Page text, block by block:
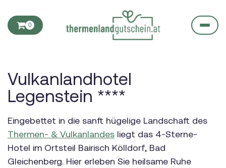
0
Vulkanlandhotel
Legenstein ****
Eingebettet in die sanft hügelige Landschaft des
Thermen- & Vulkanlandes liegt das 4-Sterne-
Hotel im Ortsteil Bairisch Kölldorf, Bad
Gleichenberg. Hier erleben Sie heilsame Ruhe